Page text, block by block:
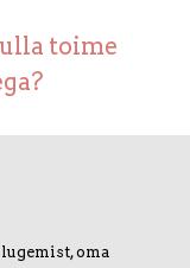
toime
oma